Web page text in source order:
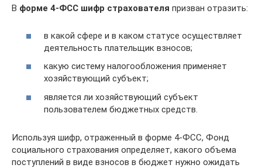
В форме 4-ФСС шифр страхователя призван отразить:
в какой сфере и в каком статусе осуществляет
деятельность плательщик взносов;
какую систему налогообложения применяет
хозяйствующий субъект;
является ли хозяйствующий субъект
пользователем бюджетных средств.
Используя шифр, отраженный в форме 4-ФСС, Фонд
социального страхования определяет, какого объема
поступлений в виде взносов в бюджет нужно ожидать